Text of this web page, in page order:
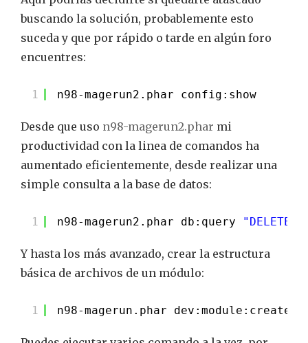
buscando la solución, probablemente esto
suceda y que por rápido o tarde en algún foro
encuentres:
1 n98-magerun2.phar config:show
Desde que uso n98-magerun2.phar mi
productividad con la linea de comandos ha
aumentado eficientemente, desde realizar una
simple consulta a la base de datos:
1 n98-magerun2.phar db:query "DELETE
Y hasta los más avanzado, crear la estructura
básica de archivos de un módulo:
1 n98-magerun.phar